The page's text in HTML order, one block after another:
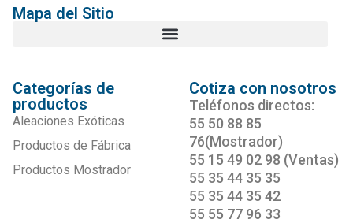
Mapa del Sitio
Categorías de
productos
Aleaciones Exóticas
Productos de Fábrica
Productos Mostrador
Cotiza con nosotros
Teléfonos directos:
55 50 88 85
76(Mostrador)
55 15 49 02 98 (Ventas)
55 35 44 35 35
55 35 44 35 42
55 55 77 96 33